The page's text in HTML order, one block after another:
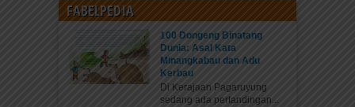
FABELPEDIA
100 Dongeng Binatang
Dunia: Asal Kata
Minangkabau dan Adu
Kerbau
Di Kerajaan Pagaruyung
sedang ada pertandingan...